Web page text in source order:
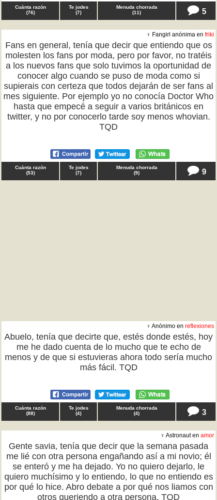
Cuánta razón
(76)
Te jodes
(7)
Menuda chorrada
(11) 5
♀ Fangirl anónima en friki
Fans en general, tenía que decir que entiendo que os
molesten los fans por moda, pero por favor, no tratéis
a los nuevos fans que solo tuvimos la oportunidad de
conocer algo cuando se puso de moda como si
supierais con certeza que todos dejarán de ser fans al
mes siguiente. Por ejemplo yo no conocía Doctor Who
hasta que empecé a seguir a varios británicos en
twitter, y no por conocerlo tarde soy menos whovian.
TQD
Cuánta razón
(53)
Te jodes
(7)
Menuda chorrada
(9) 9
♀ Anónimo en reflexiones
Abuelo, tenía que decirte que, estés donde estés, hoy
me he dado cuenta de lo mucho que te echo de
menos y de que si estuvieras ahora todo sería mucho
más fácil. TQD
Cuánta razón
(88)
Te jodes
(4)
Menuda chorrada
(4) 3
♀ Astronaut en amor
Gente savia, tenía que decir que la semana pasada
me lié con otra persona engañando así a mi novio; él
se enteró y me ha dejado. Yo no quiero dejarlo, le
quiero muchísimo y lo entiendo, lo que no entiendo es
por qué lo hice. Abro debate a por qué nos liamos con
otros queriendo a otra persona. TQD